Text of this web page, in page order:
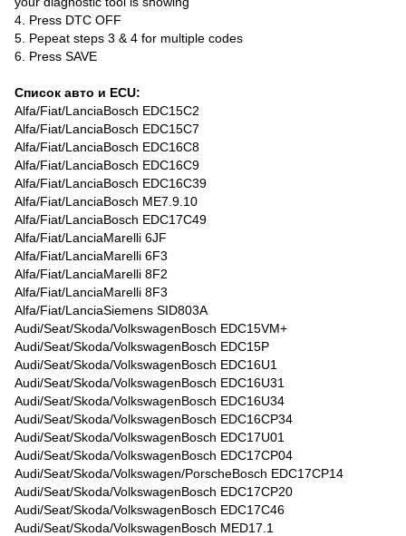
4. Press DTC OFF
5. Pepeat steps 3 & 4 for multiple codes
6. Press SAVE
Список авто и ECU:
Alfa/Fiat/LanciaBosch EDC15C2
Alfa/Fiat/LanciaBosch EDC15C7
Alfa/Fiat/LanciaBosch EDC16C8
Alfa/Fiat/LanciaBosch EDC16C9
Alfa/Fiat/LanciaBosch EDC16C39
Alfa/Fiat/LanciaBosch ME7.9.10
Alfa/Fiat/LanciaBosch EDC17C49
Alfa/Fiat/LanciaMarelli 6JF
Alfa/Fiat/LanciaMarelli 6F3
Alfa/Fiat/LanciaMarelli 8F2
Alfa/Fiat/LanciaMarelli 8F3
Alfa/Fiat/LanciaSiemens SID803A
Audi/Seat/Skoda/VolkswagenBosch EDC15VM+
Audi/Seat/Skoda/VolkswagenBosch EDC15P
Audi/Seat/Skoda/VolkswagenBosch EDC16U1
Audi/Seat/Skoda/VolkswagenBosch EDC16U31
Audi/Seat/Skoda/VolkswagenBosch EDC16U34
Audi/Seat/Skoda/VolkswagenBosch EDC16CP34
Audi/Seat/Skoda/VolkswagenBosch EDC17U01
Audi/Seat/Skoda/VolkswagenBosch EDC17CP04
Audi/Seat/Skoda/Volkswagen/PorscheBosch EDC17CP14
Audi/Seat/Skoda/VolkswagenBosch EDC17CP20
Audi/Seat/Skoda/VolkswagenBosch EDC17C46
Audi/Seat/Skoda/VolkswagenBosch MED17.1